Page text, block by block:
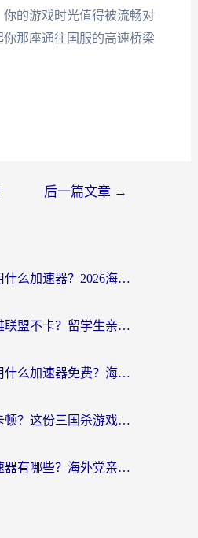
的游戏时光值得被流畅对
那座通往国服的高速桥梁
后一篇文章 →
国外打魔渊之刃用什么加速器？2026海外玩家国服游戏加速全攻略（附闪耀暖暖&复苏的魔女避坑指南）
在美国怎么打英雄联盟不卡？留学生亲测的国服游戏加速全攻略
国外玩无尽冬日用什么加速器免费？海外党国服游戏加速避坑指南
海外玩三国杀总卡顿？这份三国杀游戏加速器指南帮你告别延迟烦恼
火影忍者美国加速器有哪些？海外党亲测的国服游戏加速全攻略（含菲律宾玩三国之刃守望黎明技巧）